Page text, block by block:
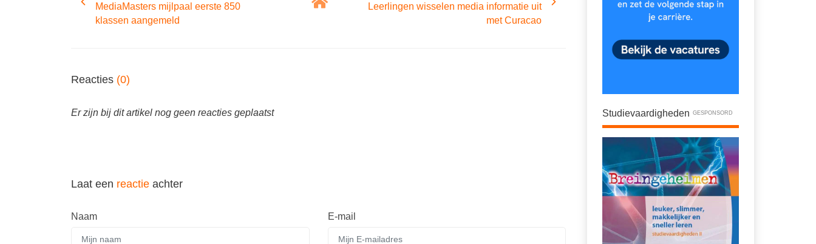
MediaMasters mijlpaal eerste 850
klassen aangemeld
Leerlingen wisselen media informatie uit
met Curacao
Reacties (0)
Er zijn bij dit artikel nog geen reacties geplaatst
Laat een reactie achter
Naam E-mail
Studievaardigheden GESPONSORD